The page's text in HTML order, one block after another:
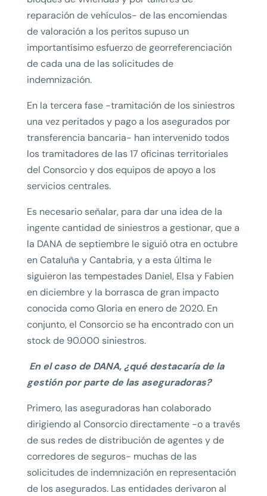
reparación de vehículos- de las encomiendas
de valoración a los peritos supuso un
importantísimo esfuerzo de georreferenciación
de cada una de las solicitudes de
indemnización.
En la tercera fase -tramitación de los siniestros
una vez peritados y pago a los asegurados por
transferencia bancaria- han intervenido todos
los tramitadores de las 17 oficinas territoriales
del Consorcio y dos equipos de apoyo a los
servicios centrales.
Es necesario señalar, para dar una idea de la
ingente cantidad de siniestros a gestionar, que a
la DANA de septiembre le siguió otra en octubre
en Cataluña y Cantabria, y a esta última le
siguieron las tempestades Daniel, Elsa y Fabien
en diciembre y la borrasca de gran impacto
conocida como Gloria en enero de 2020. En
conjunto, el Consorcio se ha encontrado con un
stock de 90.000 siniestros.
En el caso de DANA, ¿qué destacaría de la
gestión por parte de las aseguradoras?
Primero, las aseguradoras han colaborado
dirigiendo al Consorcio directamente -o a través
de sus redes de distribución de agentes y de
corredores de seguros- muchas de las
solicitudes de indemnización en representación
de los asegurados. Las entidades derivaron al